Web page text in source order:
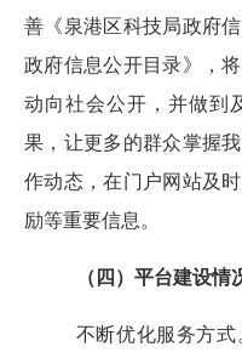
善《泉港区科技局政府
政府信息公开目录》，
动向社会公开，并做到
果，让更多的群众掌握
作动态，在门户网站及
励等重要信息。
（四）平台建设情
不断优化服务方